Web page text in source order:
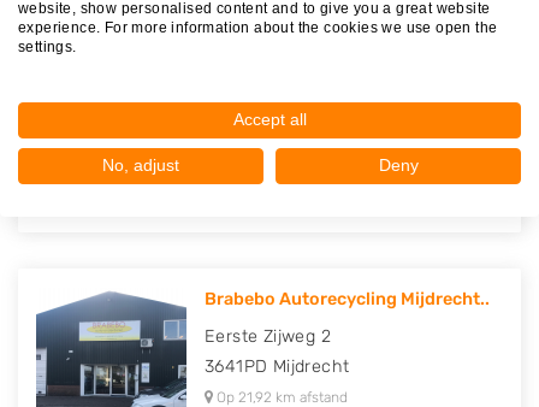
Volkelstraat 19
3045PX Rotterdam
Brabebo Autorecycling Mijdrecht..
Eerste Zijweg 2
3641PD Mijdrecht
Op 21,92 km afstand
website, show personalised content and to give you a great website
experience. For more information about the cookies we use open the
settings.
Accept all
No, adjust Deny